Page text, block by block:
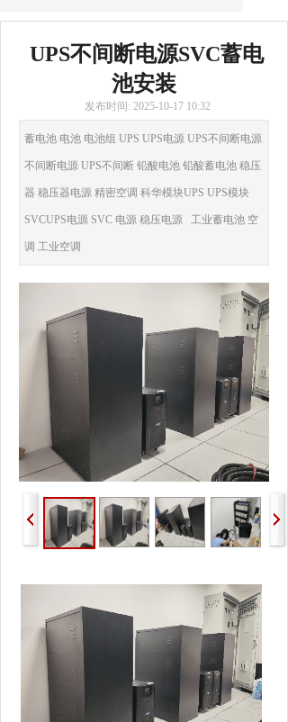
UPS不间断电源SVC蓄电
池安装
发布时间: 2025-10-17 10:32
蓄电池 电池 电池组 UPS UPS电源 UPS不间断电源
不间断电源 UPS不间断 铅酸电池 铅酸蓄电池 稳压
器 稳压器电源 精密空调 科华模块UPS UPS模块
SVCUPS电源 SVC 电源 稳压电源 工业蓄电池 空
调 工业空调